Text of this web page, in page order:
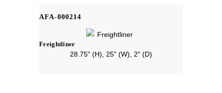
AFA-000214
Freightliner
28.75" (H), 25" (W), 2" (D)